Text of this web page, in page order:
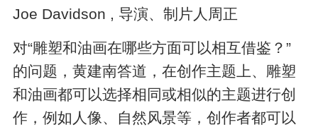
Joe Davidson , 导演、制片人周正
对“雕塑和油画在哪些方面可以相互借鉴？”
的问题，黄建南答道，在创作主题上、雕塑
和油画都可以选择相同或相似的主题进行创
作，例如人像、自然风景等，创作者都可以